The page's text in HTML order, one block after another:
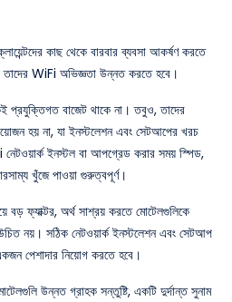
কাছ থেকে বারবার ব্যবসা আকর্ষণ করতে
WiFi অভিজ্ঞতা উন্নত করতে হবে।
প্রযুক্তিগত বাজেট থাকে না। তবুও, তাদের
হয় না, যা ইনস্টলেশন এবং সেটআপের খরচ
ইনস্টল বা আপগ্রেড করার সময় স্পিড,
খুঁজে পাওয়া গুরুত্বপূর্ণ।
বড় ফ্যাক্টর, অর্থ সাশ্রয় করতে মোটেলগুলিকে
নয়। সঠিক নেটওয়ার্ক ইনস্টলেশন এবং সেটআপ
পেশাদার নিয়োগ করতে হবে।
উন্নত গ্রাহক সন্তুষ্টি, একটি দুর্দান্ত সুনাম